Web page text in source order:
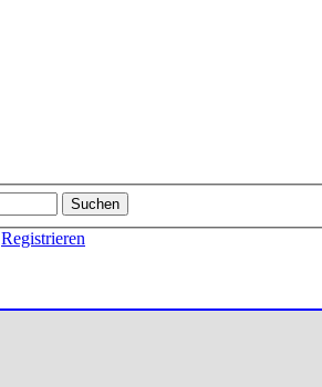
Registrieren